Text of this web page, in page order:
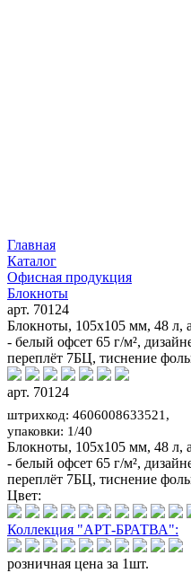
Главная
Каталог
Офисная продукция
Блокноты
арт. 70124
Блокноты, 105х105 мм, 48
- белый офсет 65 г/м²,
переплёт 7БЦ, тиснение
арт. 70124
штрихкод: 4606008633521,
упаковки: 1/40
Блокноты, 105х105 мм, 48
- белый офсет 65 г/м²,
переплёт 7БЦ, тиснение
Цвет:
Коллекция "АРТ-БРАТВА":
розничная цена за 1шт.